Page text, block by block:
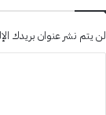
لن يتم نشر عنوان بريدك